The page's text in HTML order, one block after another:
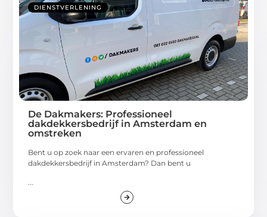
DIENSTVERLENING
De Dakmakers: Professioneel
dakdekkersbedrijf in Amsterdam en
omstreken
Bent u op zoek naar een ervaren en professioneel
dakdekkersbedrijf in Amsterdam? Dan bent u
...